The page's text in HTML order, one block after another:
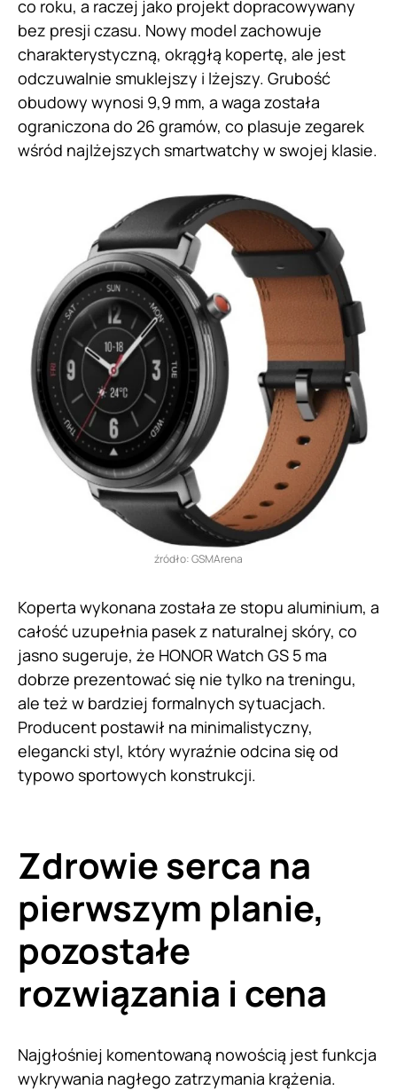
co roku, a raczej jako projekt dopracowywany
bez presji czasu. Nowy model zachowuje
charakterystyczną, okrągłą kopertę, ale jest
odczuwalnie smuklejszy i lżejszy. Grubość
obudowy wynosi 9,9 mm, a waga została
ograniczona do 26 gramów, co plasuje zegarek
wśród najlżejszych smartwatchy w swojej klasie.
źródło: GSMArena
Koperta wykonana została ze stopu aluminium, a
całość uzupełnia pasek z naturalnej skóry, co
jasno sugeruje, że HONOR Watch GS 5 ma
dobrze prezentować się nie tylko na treningu,
ale też w bardziej formalnych sytuacjach.
Producent postawił na minimalistyczny,
elegancki styl, który wyraźnie odcina się od
typowo sportowych konstrukcji.
Zdrowie serca na
pierwszym planie,
pozostałe
rozwiązania i cena
Najgłośniej komentowaną nowością jest funkcja
wykrywania nagłego zatrzymania krążenia.